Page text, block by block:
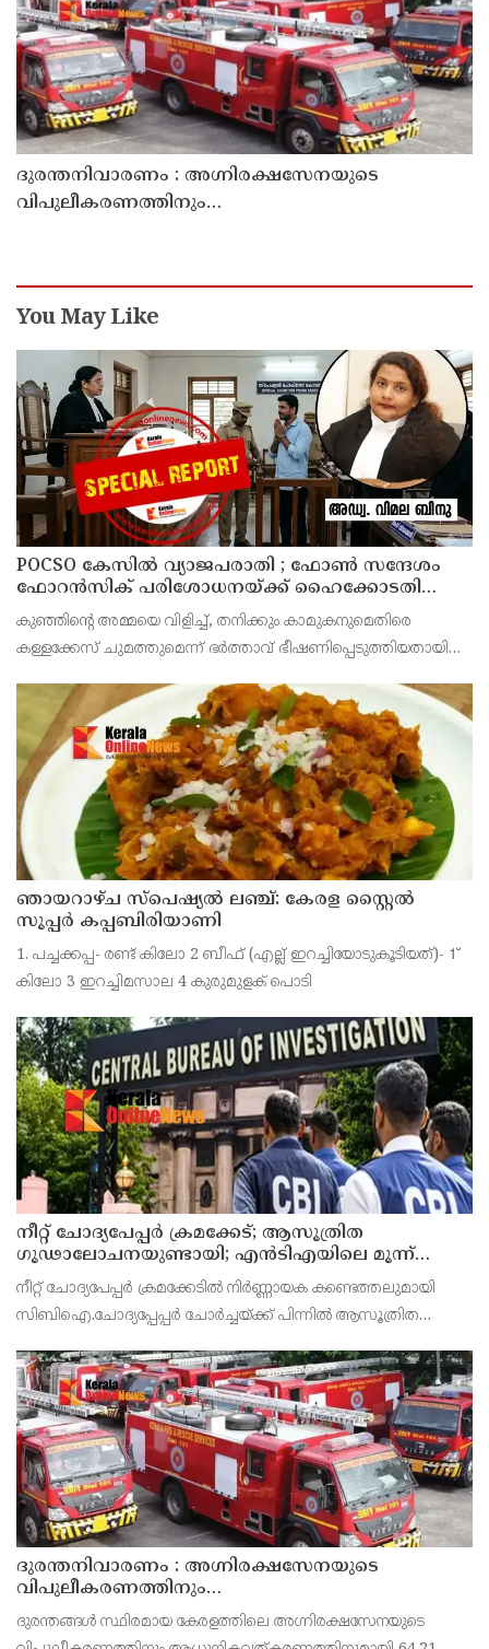
ദുരന്തനിവാരണം : അഗ്നിരക്ഷസേനയുടെ
വിപുലീകരണത്തിനും
You May Like
POCSO കേസിൽ വ്യാജപരാതി ; ഫോൺ സന്ദേശം
ഫോറൻസിക് പരിശോധനയ്ക്ക് ഹൈക്കോടതി
നിർദേശം; പ്രതിയെ വെറുതെവിട്ട് ആലുവ ഫാസ്റ്റ്
ട്രാക്ക് കോടതി
കുഞ്ഞിന്റെ അമ്മയെ വിളിച്ച്, തനിക്കും കാമുകനുമെതിരെ
കള്ളക്കേസ് ചുമത്തുമെന്ന് ഭർത്താവ് ഭീഷണിപ്പെടുത്തിയതായി
പരിശോധിച്ച് റിപ്പോർട്ട് കോടതിയിൽ സമർപ്പിക്കണമെന്
ഞായറാഴ്ച സ്പെഷ്യൽ ലഞ്ച്: കേരള സ്റ്റൈൽ
സൂപ്പർ കപ്പബിരിയാണി
1. പച്ചക്കപ്പ- രണ്ട് കിലോ 2 ബീഫ് (എല്ല് ഇറച്ചിയോടുകൂടിയത്)- 1്
കിലോ 3 ഇറച്ചിമസാല 4 കുരുമുളക് പൊടി
നീറ്റ് ചോദ്യപേപ്പര്‍ ക്രമക്കേട്; ആസൂത്രിത
ഗൂഢാലോചനയുണ്ടായി; എന്‍ടിഎയിലെ മൂന്ന്
സബ്ജക്ട് വിദഗ്ധര്‍ക്ക് പങ്കുണ്ടെന്ന നിർണായക
കണ്ടെത്തലുമായി സിബിഐ
നീറ്റ് ചോദ്യപേപ്പര്‍ ക്രമക്കേടിൽ നിർണ്ണായക കണ്ടെത്തലുമായി
സിബിഐ.ചോദ്യപ്പേപ്പർ ചോർച്ചയ്ക്ക് പിന്നില്‍ ആസൂത്രിത
നാഷണല്‍ ടെസ്റ്റിംഗ് ഏജന്‍സി (എന്‍ടിഎ) വിദഗ്
ദുരന്തനിവാരണം : അഗ്നിരക്ഷസേനയുടെ
വിപുലീകരണത്തിനും
ആധുനികവത്കരണത്തിനുമായി 64.21 കോടി രൂപ
കൂടി അനുവദിച്ചു
ദുരന്തങ്ങൾ സ്ഥിരമായ കേരളത്തിലെ അഗ്നിരക്ഷസേനയുടെ